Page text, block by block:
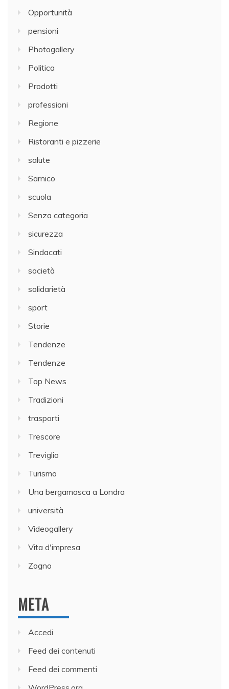
Opportunità
pensioni
Photogallery
Politica
Prodotti
professioni
Regione
Ristoranti e pizzerie
salute
Sarnico
scuola
Senza categoria
sicurezza
Sindacati
società
solidarietà
sport
Storie
Tendenze
Tendenze
Top News
Tradizioni
trasporti
Trescore
Treviglio
Turismo
Una bergamasca a Londra
università
Videogallery
Vita d'impresa
Zogno
META
Accedi
Feed dei contenuti
Feed dei commenti